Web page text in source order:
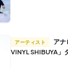
アーティスト
VINYL SHIBUYA」